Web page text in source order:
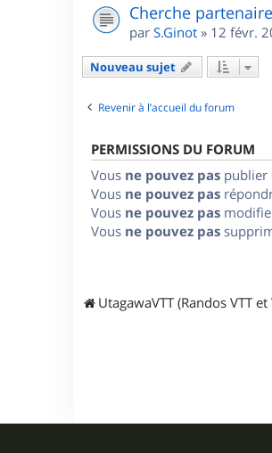
Cherche
par S.Ginot » 12 févr.
Nouveau sujet
Revenir à l’accueil du forum
PERMISSIONS DU FORUM
Vous ne pouvez pas publier
Vous ne pouvez pas
Vous ne pouvez pas
Vous ne pouvez pas
UtagawaVTT (Randos VTT et